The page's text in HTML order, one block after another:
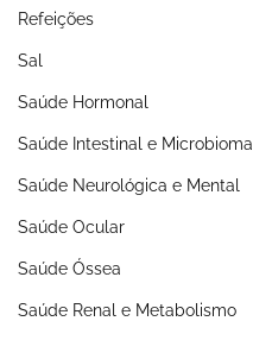
Refeições
Sal
Saúde Hormonal
Saúde Intestinal e Microbioma
Saúde Neurológica e Mental
Saúde Ocular
Saúde Óssea
Saúde Renal e Metabolismo